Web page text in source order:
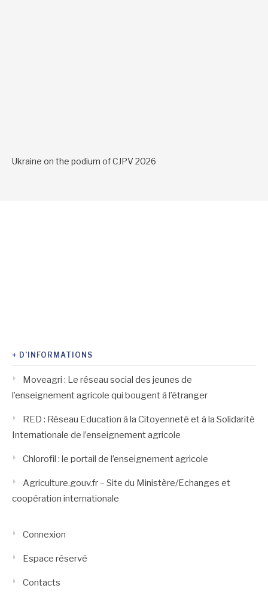
Ukraine on the podium of CJPV 2026
+ D’INFORMATIONS
Moveagri : Le réseau social des jeunes de
l’enseignement agricole qui bougent à l’étranger
RED : Réseau Education à la Citoyenneté et à la Solidarité
Internationale de l’enseignement agricole
Chlorofil : le portail de l’enseignement agricole
Agriculture.gouv.fr – Site du Ministère/Echanges et
coopération internationale
Connexion
Espace réservé
Contacts